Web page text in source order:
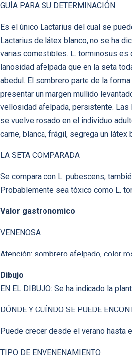
GUÍA PARA SU DETERMINACIÓN
Es el único Lactarius del cual se
Lactarius de látex blanco, no se ha
varias comestibles. L. torminosus es
lanosidad afelpada que en la seta
abedul. El sombrero parte de la
presentar un margen mullido
vellosidad afelpada, persistente. Las
se vuelve rosado en el individuo
carne, blanca, frágil, segrega un
LA SETA COMPARADA
Se compara con L. pubescens,
Probablemente sea tóxico como L.
Valor gastronomico
VENENOSA
Atención: sombrero afelpado, color
Dibujo
EN EL DIBUJO: Se ha indicado la
DÓNDE Y CUÍNDO SE PUEDE
Puede crecer desde el verano hasta
TIPO DE ENVENENAMIENTO